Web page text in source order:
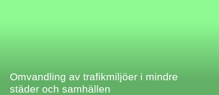
Omvandling av trafikmiljöer i mindre
städer och samhällen